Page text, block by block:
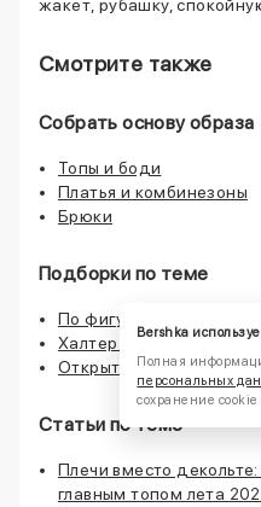
жакет, рубашку,
Смотрите также
Собрать основу образа
Топы и боди
Платья и комбинезоны
Брюки
Подборки по теме
По фигуре —
Халтер с акцентом на
Открытые плечи
Статьи по теме
Плечи вместо
главным топом лета
Bershka
Полная
персональных
сохранение cookie